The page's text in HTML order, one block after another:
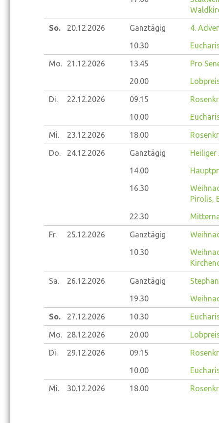
So. 20.12.2026 Ganztägig
4.
10.30
Mo. 21.12.2026 13.45
Pro
20.00
Di. 22.12.2026 09.15
10.00
Mi. 23.12.2026 18.00
Do. 24.12.2026 Ganztägig
Heiliger
14.00
16.30
Pirolis,
22.30
Fr. 25.12.2026 Ganztägig
10.30
Sa. 26.12.2026 Ganztägig
19.30
So. 27.12.2026 10.30
Mo. 28.12.2026 20.00
Di. 29.12.2026 09.15
10.00
Mi. 30.12.2026 18.00